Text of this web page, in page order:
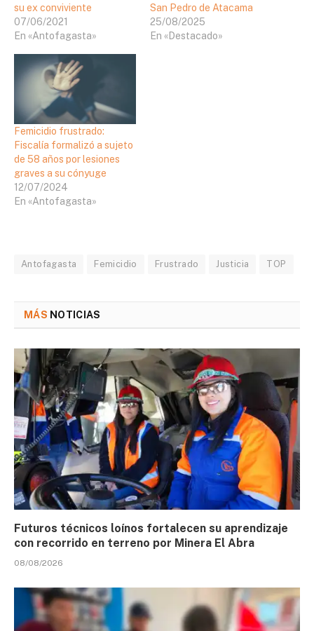
su ex conviviente
07/06/2021
En «Antofagasta»
San Pedro de Atacama
25/08/2025
En «Destacado»
Femicidio frustrado:
Fiscalía formalizó a sujeto
de 58 años por lesiones
graves a su cónyuge
12/07/2024
En «Antofagasta»
Antofagasta Femicidio Frustrado Justicia TOP
MÁS NOTICIAS
Futuros técnicos loínos fortalecen su aprendizaje
con recorrido en terreno por Minera El Abra
08/08/2026